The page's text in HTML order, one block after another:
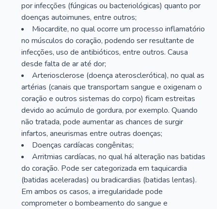
por infecções (fúngicas ou bacteriológicas) quanto por
doenças autoimunes, entre outros;
Miocardite, no qual ocorre um processo inflamatório
no músculos do coração, podendo ser resultante de
infecções, uso de antibióticos, entre outros. Causa
desde falta de ar até dor;
Arteriosclerose (doença aterosclerótica), no qual as
artérias (canais que transportam sangue e oxigenam o
coração e outros sistemas do corpo) ficam estreitas
devido ao acúmulo de gordura, por exemplo. Quando
não tratada, pode aumentar as chances de surgir
infartos, aneurismas entre outras doenças;
Doenças cardíacas congênitas;
Arritmias cardíacas, no qual há alteração nas batidas
do coração. Pode ser categorizada em taquicardia
(batidas aceleradas) ou bradicardias (batidas lentas).
Em ambos os casos, a irregularidade pode
comprometer o bombeamento do sangue e